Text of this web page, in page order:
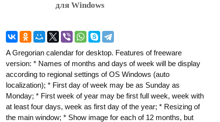
для Windows
A Gregorian calendar for desktop. Features of freeware
version: * Names of months and days of week will be display
according to regional settings of OS Windows (auto
localization); * First day of week may be as Sunday as
Monday; * First week of year may be first full week, week with
at least four days, week as first day of the year; * Resizing of
the main window; * Show image for each of 12 months, but